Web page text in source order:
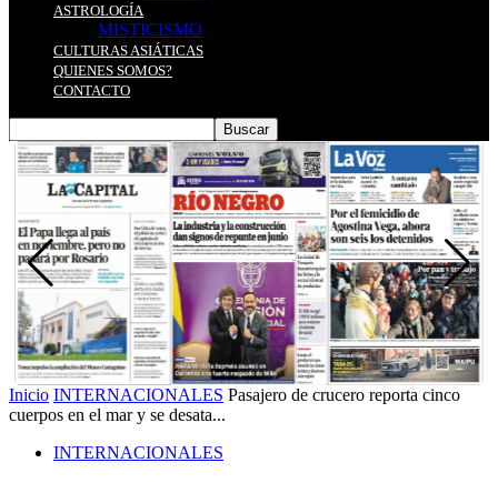
ASTROLOGÍA
MISTICISMO
CULTURAS ASIÁTICAS
QUIENES SOMOS?
CONTACTO
Inicio INTERNACIONALES Pasajero de crucero reporta cinco
cuerpos en el mar y se desata...
INTERNACIONALES